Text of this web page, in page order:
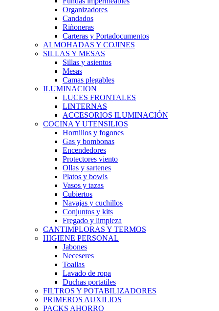
Organizadores
Candados
Riñoneras
Carteras y Portadocumentos
ALMOHADAS Y COJINES
SILLAS Y MESAS
Sillas y asientos
Mesas
Camas plegables
ILUMINACION
LUCES FRONTALES
LINTERNAS
ACCESORIOS ILUMINACIÓN
COCINA Y UTENSILIOS
Hornillos y fogones
Gas y bombonas
Encendedores
Protectores viento
Ollas y sartenes
Platos y bowls
Vasos y tazas
Cubiertos
Navajas y cuchillos
Conjuntos y kits
Fregado y limpieza
CANTIMPLORAS Y TERMOS
HIGIENE PERSONAL
Jabones
Neceseres
Toallas
Lavado de ropa
Duchas portatiles
FILTROS Y POTABILIZADORES
PRIMEROS AUXILIOS
PACKS AHORRO